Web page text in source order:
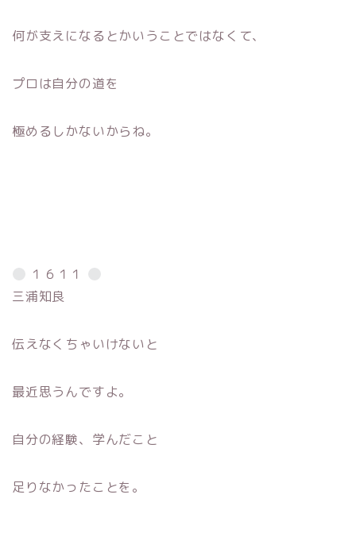
何が支えになるとかいうことではなくて、
プロは自分の道を
極めるしかないからね。
１６１１
三浦知良
伝えなくちゃいけないと
最近思うんですよ。
自分の経験、学んだこと
足りなかったことを。